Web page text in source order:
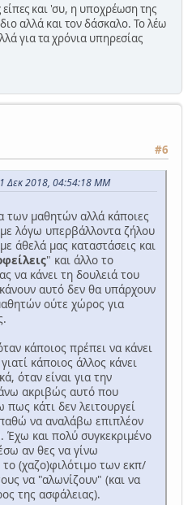
και 'συ, η υποχρέωση της
αλλά και τον δάσκαλο. Το λέω
για τα χρόνια υπηρεσίας
#6
Δεκ 2018, 04:54:18 ΜΜ
των μαθητών αλλά κάποιες
λόγω υπερβάλλοντα ζήλου
άθελά μας καταστάσεις και
" και άλλο το
να κάνει τη δουλειά του
αυτό δεν θα υπάρχουν
ούτε χώρος για
κάποιος πρέπει να κάνει
κάποιος άλλος κάνει
όταν είναι για την
ακριβώς αυτό που
κάτι δεν λειτουργεί
να αναλάβω επιπλέον
Έχω και πολύ συγκεκριμένο
αν θες να γίνω
(χαζο)φιλότιμο των εκπ/
να "αλωνίζουν" (και να
της ασφάλειας).